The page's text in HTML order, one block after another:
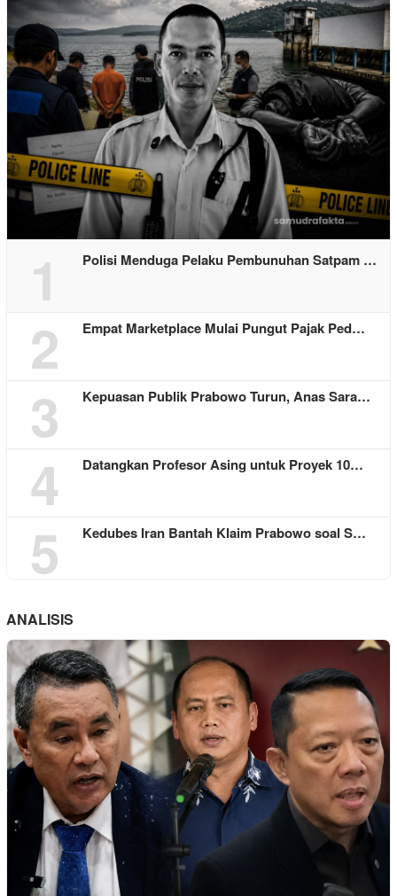
1 Polisi Menduga Pelaku Pembunuhan Satpam …
2 Empat Marketplace Mulai Pungut Pajak Ped…
3 Kepuasan Publik Prabowo Turun, Anas Sara…
4 Datangkan Profesor Asing untuk Proyek 10…
5 Kedubes Iran Bantah Klaim Prabowo soal S…
ANALISIS